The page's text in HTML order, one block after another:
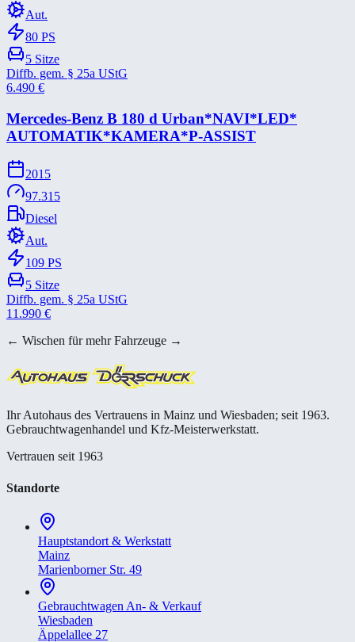
Aut.
80 PS
5 Sitze
Diffb. gem. § 25a UStG
6.490 €
Mercedes-​Benz B 180 d Urban*​NAVI*​LED*​
AUTOMATIK*​KAMERA*​P-​ASSIST
2015
97.315
Diesel
Aut.
109 PS
5 Sitze
Diffb. gem. § 25a UStG
11.990 €
← Wischen für mehr Fahrzeuge →
Ihr Autohaus des Vertrauens in Mainz und Wiesbaden; seit 1963.
Gebrauchtwagenhandel und Kfz-Meisterwerkstatt.
Vertrauen seit 1963
Standorte
Hauptstandort & Werkstatt
Mainz
Marienborner Str. 49
Gebrauchtwagen An- & Verkauf
Wiesbaden
Äppelallee 27